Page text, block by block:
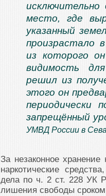
место, где
указанный
произрастало
из которого
видимость
решил из
этого он
периодически
запрещённый
УМВД России в
За незаконное
наркотические
дела по ч. 2 ст. 228 УК
лишения свободы сроком